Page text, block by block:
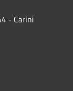
- Carini